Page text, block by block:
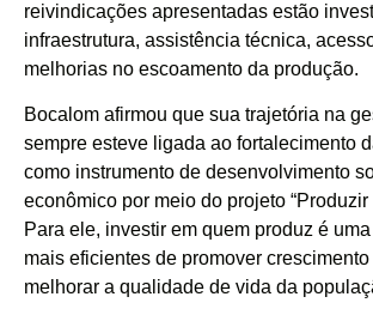
reivindicações apresentadas estão
infraestrutura, assistência técnica,
melhorias no escoamento da produção.
Bocalom afirmou que sua trajetória na
sempre esteve ligada ao fortalecimento
como instrumento de desenvolvimento
econômico por meio do projeto “Produzir
Para ele, investir em quem produz é
mais eficientes de promover
melhorar a qualidade de vida da